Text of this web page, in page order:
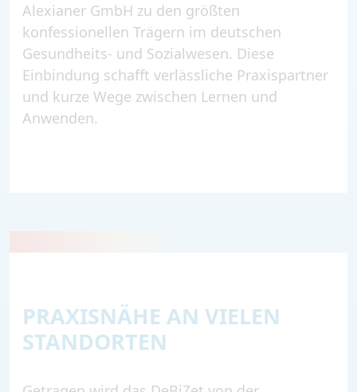
Alexianer GmbH zu den größten
konfessionellen Trägern im deutschen
Gesundheits- und Sozialwesen. Diese
Einbindung schafft verlässliche Praxispartner
und kurze Wege zwischen Lernen und
Anwenden.
PRAXISNÄHE AN VIELEN
STANDORTEN